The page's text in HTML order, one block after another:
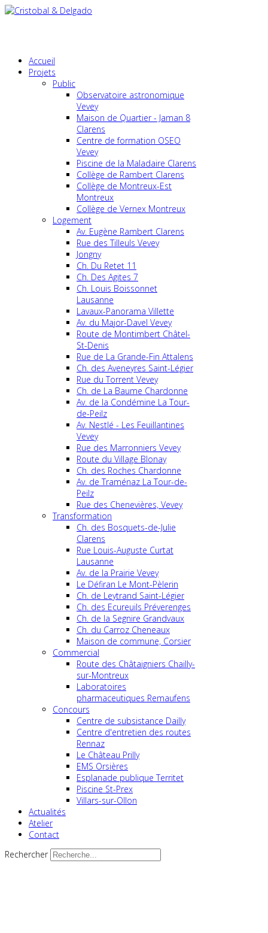
Accueil
Projets
Public
Observatoire astronomique
Vevey
Maison de Quartier - Jaman 8
Clarens
Centre de formation OSEO
Vevey
Piscine de la Maladaire Clarens
Collège de Rambert Clarens
Collège de Montreux-Est
Montreux
Collège de Vernex Montreux
Logement
Av. Eugène Rambert Clarens
Rue des Tilleuls Vevey
Jongny
Ch. Du Retet 11
Ch. Des Agites 7
Ch. Louis Boissonnet
Lausanne
Lavaux-Panorama Villette
Av. du Major-Davel Vevey
Route de Montimbert Châtel-
St-Denis
Rue de La Grande-Fin Attalens
Ch. des Aveneyres Saint-Légier
Rue du Torrent Vevey
Ch. de La Baume Chardonne
Av. de la Condémine La Tour-
de-Peilz
Av. Nestlé - Les Feuillantines
Vevey
Rue des Marronniers Vevey
Route du Village Blonay
Ch. des Roches Chardonne
Av. de Traménaz La Tour-de-
Peilz
Rue des Chenevières, Vevey
Transformation
Ch. des Bosquets-de-Julie
Clarens
Rue Louis-Auguste Curtat
Lausanne
Av. de la Prairie Vevey
Le Défiran Le Mont-Pèlerin
Ch. de Leytrand Saint-Légier
Ch. des Ecureuils Préverenges
Ch. de la Segnire Grandvaux
Ch. du Carroz Cheneaux
Maison de commune, Corsier
Commercial
Route des Châtaigniers Chailly-
sur-Montreux
Laboratoires
pharmaceutiques Remaufens
Concours
Centre de subsistance Dailly
Centre d'entretien des routes
Rennaz
Le Château Prilly
EMS Orsières
Esplanade publique Territet
Piscine St-Prex
Villars-sur-Ollon
Actualités
Atelier
Contact
Rechercher